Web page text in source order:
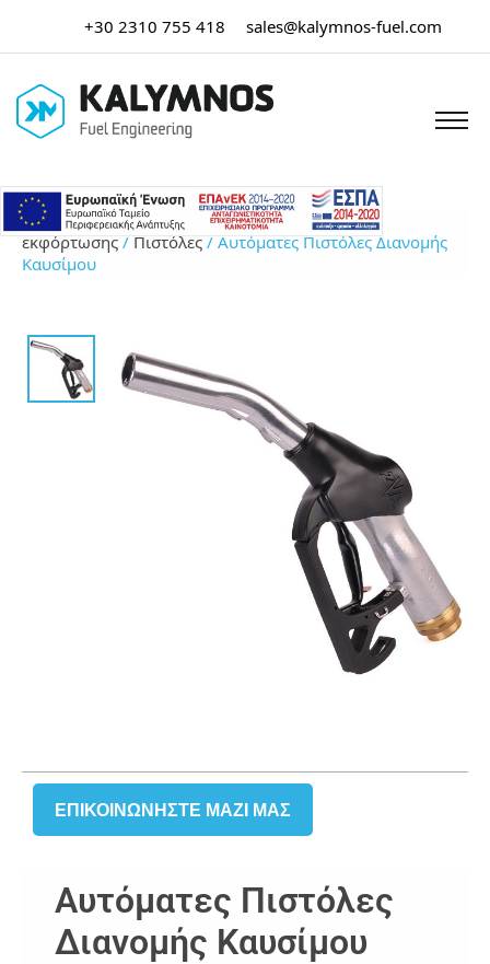
+30 2310 755 418 sales@kalymnos-fuel.com
Αρχική σελίδα/Μάνικες & εξοπλισμός
εκφόρτωσης / Πιστόλες / Αυτόματες Πιστόλες Διανομής
Καυσίμου
ΕΠΙΚΟΙΝΩΝΉΣΤΕ ΜΑΖΙ ΜΑΣ
Αυτόματες Πιστόλες
Διανομής Καυσίμου